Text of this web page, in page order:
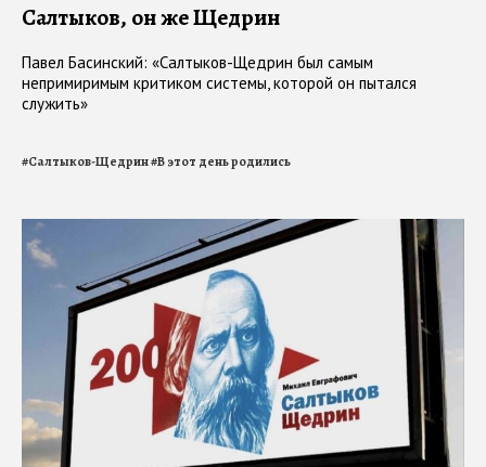
Салтыков, он же Щедрин
Павел Басинский: «Салтыков-Щедрин был самым
непримиримым критиком системы, которой он пытался
служить»
#Салтыков-Щедрин#В этот день родились